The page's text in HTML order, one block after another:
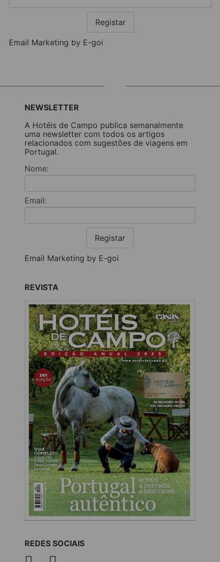
Registar
Email Marketing by E-goi
NEWSLETTER
A Hotéis de Campo publica semanalmente
uma newsletter com todos os artigos
relacionados com sugestões de viagens em
Portugal.
Nome:
Email:
Registar
Email Marketing by E-goi
REVISTA
REDES SOCIAIS